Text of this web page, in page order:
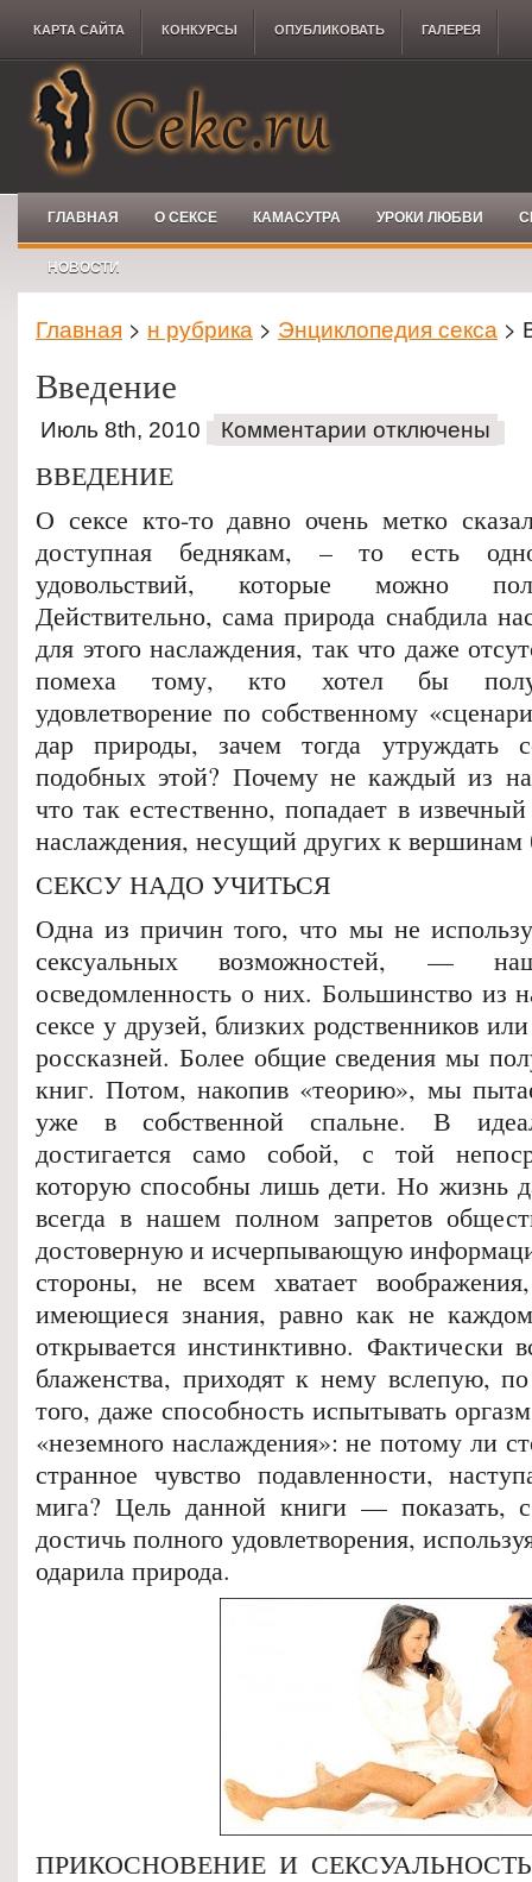
КАРТА САЙТА КОНКУРCЫ ОПУБЛИКОВАТЬ ГАЛЕРЕЯ
ГЛАВНАЯ О СЕКСЕ КАМАСУТРА УРОКИ ЛЮБВИ
НОВОСТИ
Главная > н рубрика > Энциклопедия секса >
Введение
Июль 8th, 2010 Комментарии отключены
ВВЕДЕНИЕ
О сексе кто-то давно очень метко
доступная беднякам, – то есть
удовольствий, которые можно
Действительно, сама природа снабдила
для этого наслаждения, так что даже
помеха тому, кто хотел бы
удовлетворение по собственному
дар природы, зачем тогда утруждать
подобных этой? Почему не каждый из
что так естественно, попадает в
наслаждения, несущий других к вершинам
СЕКСУ НАДО УЧИТЬСЯ
Одна из причин того, что мы не
сексуальных возможностей, —
осведомленность о них. Большинство из
сексе у друзей, близких родственников
россказней. Более общие сведения мы
книг. Потом, накопив «теорию», мы
уже в собственной спальне. В
достигается само собой, с той
которую способны лишь дети. Но жизнь
всегда в нашем полном запретов
достоверную и исчерпывающую
стороны, не всем хватает
имеющиеся знания, равно как не
открывается инстинктивно. Фактически
блаженства, приходят к нему вслепую,
того, даже способность испытывать
«неземного наслаждения»: не потому ли
странное чувство подавленности,
мига? Цель данной книги — показать,
достичь полного удовлетворения,
одарила природа.
ПРИКОСНОВЕНИЕ И СЕКСУАЛЬНОСТЬ